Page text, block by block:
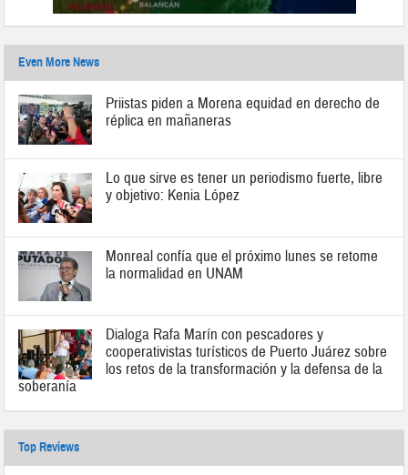
Even More News
Priistas piden a Morena equidad en derecho de
réplica en mañaneras
Lo que sirve es tener un periodismo fuerte, libre
y objetivo: Kenia López
Monreal confía que el próximo lunes se retome
la normalidad en UNAM
Dialoga Rafa Marín con pescadores y
cooperativistas turísticos de Puerto Juárez sobre
los retos de la transformación y la defensa de la
soberanía
Top Reviews